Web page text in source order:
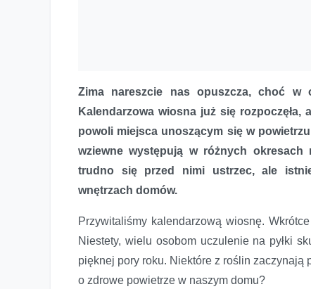
Zima nareszcie nas opuszcza, choć w
Kalendarzowa wiosna już się
powoli miejsca unoszącym się w
wziewne występują w różnych
trudno się przed nimi ustrzec, ale
wnętrzach domów.
Przywitaliśmy kalendarzową wiosnę.
Niestety, wielu osobom uczulenie na pyłki
pięknej pory roku. Niektóre z roślin
o zdrowe powietrze w naszym domu?